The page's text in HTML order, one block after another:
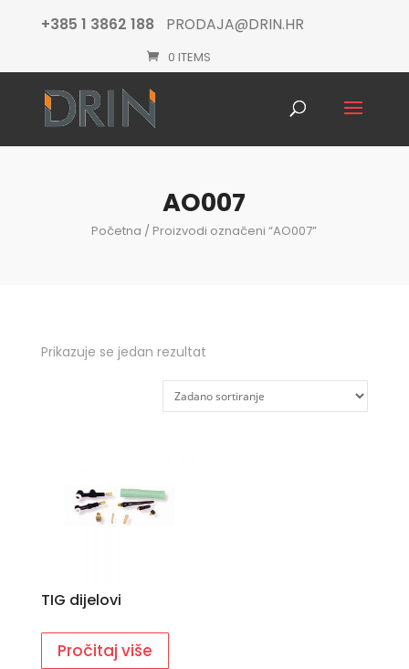
+385 1 3862 188 PRODAJA@DRIN.HR
0 ITEMS
AO007
Početna / Proizvodi označeni “AO007”
Prikazuje se jedan rezultat
TIG dijelovi
Pročitaj više